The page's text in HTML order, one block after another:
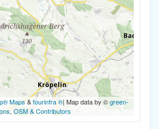
Maps&tourinfra ®| Map data by ©green-
,OSM & Contributors